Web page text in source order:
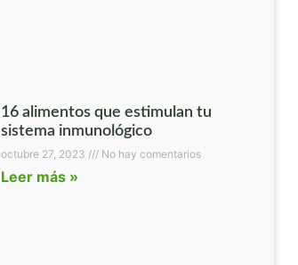
16 alimentos que estimulan tu
sistema inmunológico
octubre 27, 2023 No hay comentarios
Leer más »